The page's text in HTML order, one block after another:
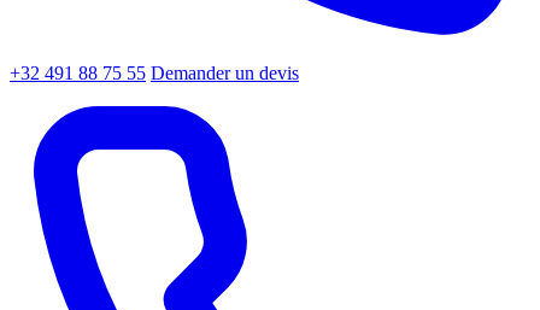
+32 491 88 75 55 Demander un devis